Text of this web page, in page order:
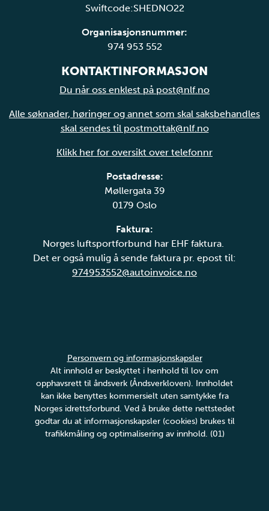
Swiftcode:SHEDNO22
Organisasjonsnummer:
974 953 552
KONTAKTINFORMASJON
Du når oss enklest på post@nlf.no
Alle søknader, høringer og annet som skal saksbehandles
skal sendes til postmottak@nlf.no
Klikk her for oversikt over telefonnr
Postadresse:
Møllergata 39
0179 Oslo
Faktura:
Norges luftsportforbund har EHF faktura.
Det er også mulig å sende faktura pr. epost til:
974953552@autoinvoice.no
Personvern og informasjonskapsler
Alt innhold er beskyttet i henhold til lov om
opphavsrett til åndsverk (Åndsverkloven). Innholdet
kan ikke benyttes kommersielt uten samtykke fra
Norges idrettsforbund. Ved å bruke dette nettstedet
godtar du at informasjonskapsler (cookies) brukes til
trafikkmåling og optimalisering av innhold. (01)